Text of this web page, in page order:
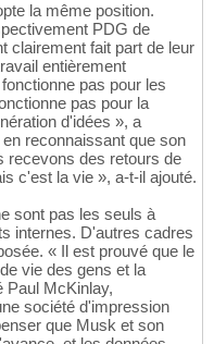
la même position.
PDG de
clairement fait part de leur
entièrement
pas pour les
pas pour la
d'idées », a
reconnaissant que son
recevons des retours de
c'est la vie », a-t-il ajouté.
sont pas les seuls à
internes. D'autres cadres
« Il est prouvé que le
vie des gens et la
Paul McKinlay,
société d'impression
que Musk et son